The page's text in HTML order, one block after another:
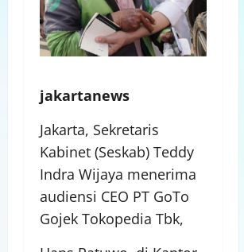
jakartanews
Jakarta, Sekretaris
Kabinet (Seskab) Teddy
Indra Wijaya menerima
audiensi CEO PT GoTo
Gojek Tokopedia Tbk,